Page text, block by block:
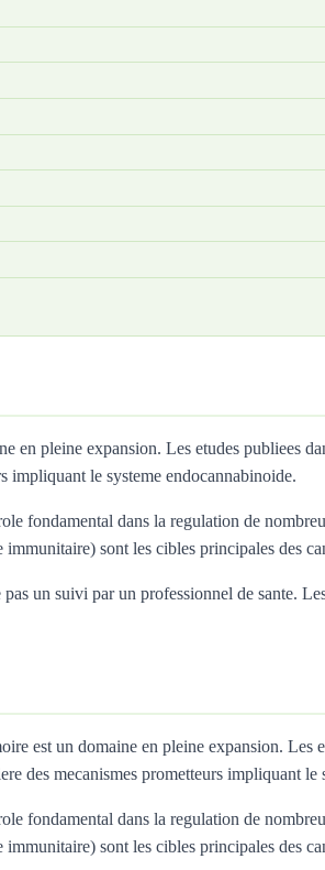
en pleine expansion. Les etudes publiees
impliquant le systeme endocannabinoide.
fondamental dans la regulation de
sont les cibles principales des
un suivi par un professionnel de sante.
est un domaine en pleine expansion. Les
des mecanismes prometteurs impliquant le
fondamental dans la regulation de
sont les cibles principales des